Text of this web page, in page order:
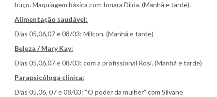
buço. Maquiagem básica com Ionara Dilda. (Manhã e tarde).
Alimentação saudável:
Dias 05,06,07 e 08/03: Milcon. (Manhã e tarde)
Beleza / Mary Kay:
Dias 05,06,07 e 08/03: com a profissional Rosi. (Manhã e tarde)
Parapsicóloga clínica:
Dias 05,06, 07 e 08/03: “O poder da mulher” com Silvane